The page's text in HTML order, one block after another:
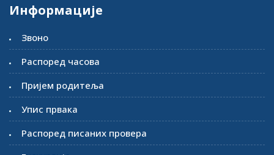
Информације
Звоно
Распоред часова
Пријем родитеља
Упис првака
Распоред писаних провера